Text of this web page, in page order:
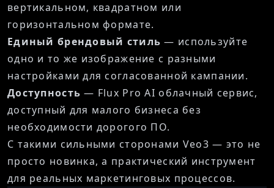
вертикальном, квадратном или
горизонтальном формате.
Единый брендовый стиль — используйте
одно и то же изображение с разными
настройками для согласованной кампании.
Доступность — Flux Pro AI облачный сервис,
доступный для малого бизнеса без
необходимости дорогого ПО.
С такими сильными сторонами Veo3 — это не
просто новинка, а практический инструмент
для реальных маркетинговых процессов.